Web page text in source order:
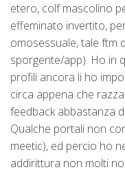
etero, colf mascolino
effeminato invertito,
omosessuale, tale ftm
sporgente/app). Ho in
profili ancora li ho
circa appena che
feedback abbastanza
Qualche portali non
meetic), ed percio ho
addirittura non molti